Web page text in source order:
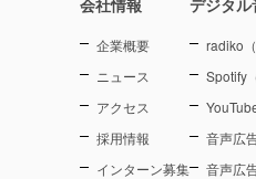
会社情報
企業概要
ニュース
アクセス
採用情報
インターン募集
デジタ
radiko
Spotify
音声広
音声広